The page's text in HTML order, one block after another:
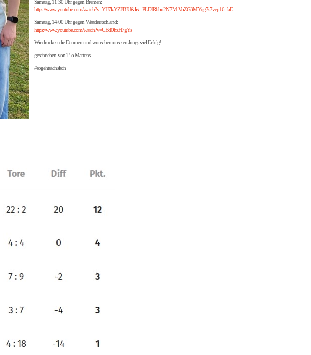
Samstag, 11:30 Uhr gegen Bremen:
https://www.youtube.com/watch?v=YIJ7kYZFBJU&list=PLDIRbbu2N7M-VoZG3MYqg7s7vep16-faE
Samstag, 14:00 Uhr gegen Westdeutschland:
https://www.youtube.com/watch?v=UBd0hzH7gYs
Wir drücken die Daumen und wünschen unseren Jungs viel Erfolg!
geschrieben von Tilo Martens
#sogehtsächsisch